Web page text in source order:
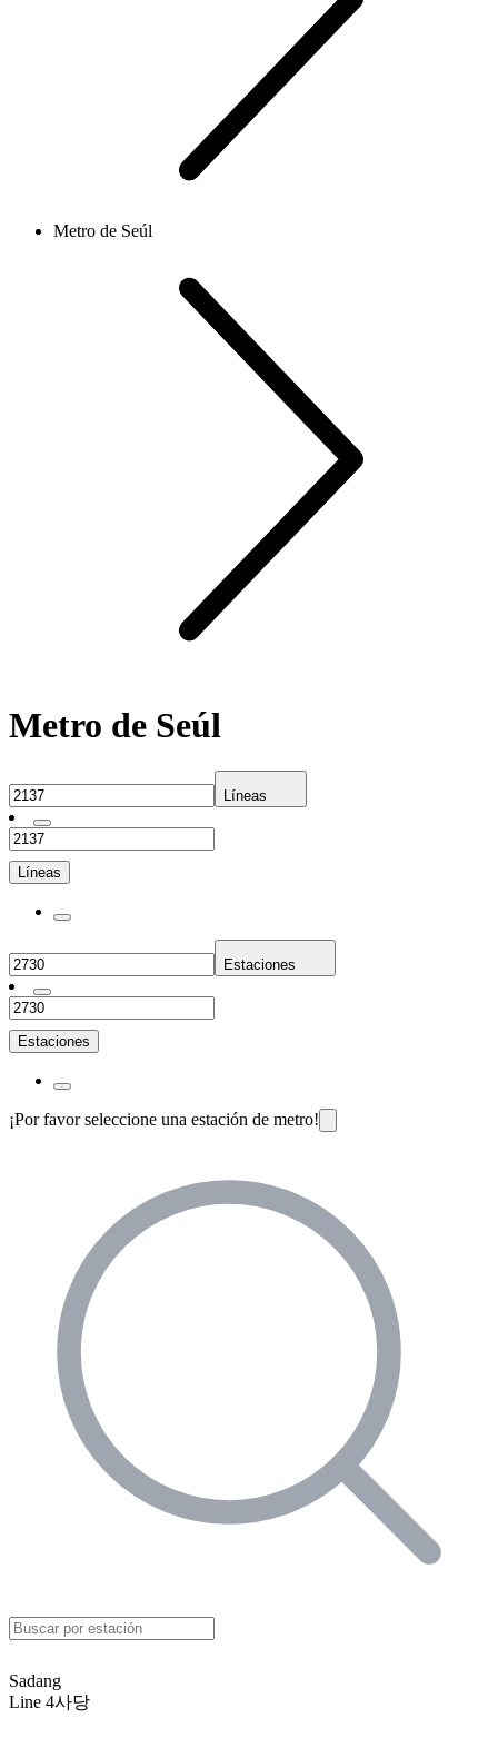
Metro de Seúl
Metro de Seúl
Líneas
Líneas
Estaciones
Estaciones
¡Por favor seleccione una estación de metro!
Sadang
Line 4사당